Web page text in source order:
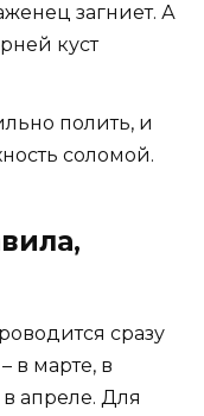
загниет. А
куст
полить, и
соломой.
сразу
в марте, в
апреле. Для